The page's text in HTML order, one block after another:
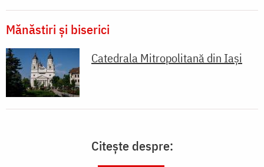
Mănăstiri și biserici
Catedrala Mitropolitană din Iaşi
Citește despre: